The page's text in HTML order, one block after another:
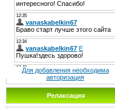
Для добавления необходима
авторизация
Релаксация